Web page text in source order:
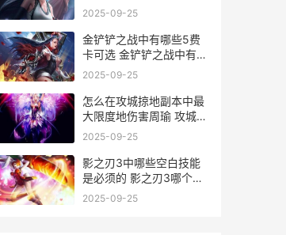
可以混搭
2025-09-25
金铲铲之战中有哪些5费
卡可选 金铲铲之战中有哪
些飞升者法杖?
2025-09-25
怎么在攻城掠地副本中最
大限度地伤害周瑜 攻城掠
地怎么玩啊
2025-09-25
影之刃3中哪些空白技能
是必须的 影之刃3哪个人
物
2025-09-25